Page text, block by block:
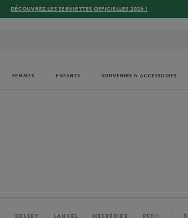
DÉCOUVREZ LES SERVIETTES OFFICIELLES 2026 !
FEMMES ENFANTS SOUVENIRS & ACCESSOIRES
DELSEY LANCEL HESPÉRIDE PERRIER